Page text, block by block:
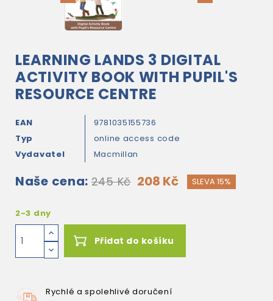
LEARNING LANDS 3 DIGITAL
ACTIVITY BOOK WITH PUPIL'S
RESOURCE CENTRE
EAN
9781035155736
Typ
online access code
Vydavatel
Macmillan
Naše cena: 245 Kč 208 Kč SLEVA 15%
2-3 dny
Přidat do košíku
Rychlé a spolehlivé doručení